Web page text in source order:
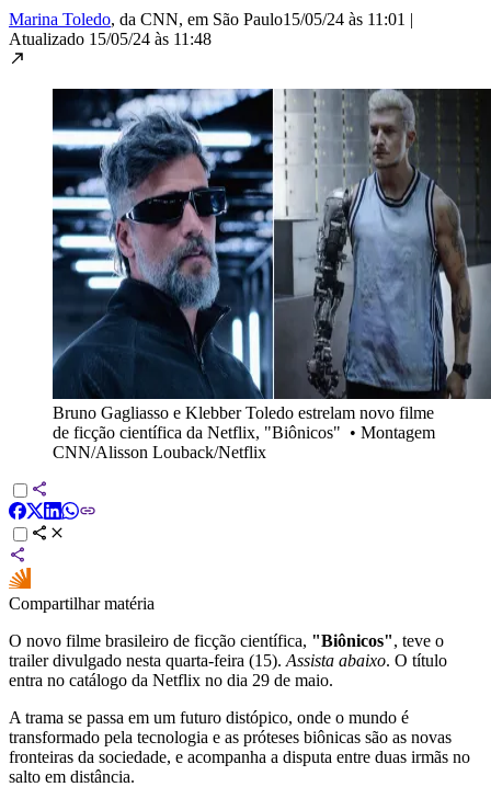
Marina Toledo, da CNN, em São Paulo15/05/24 às 11:01 |
Atualizado 15/05/24 às 11:48
Bruno Gagliasso e Klebber Toledo estrelam novo filme
de ficção científica da Netflix, "Biônicos" • Montagem
CNN/Alisson Louback/Netflix
Compartilhar matéria
O novo filme brasileiro de ficção científica, "Biônicos", teve o
trailer divulgado nesta quarta-feira (15). Assista abaixo. O título
entra no catálogo da Netflix no dia 29 de maio.
A trama se passa em um futuro distópico, onde o mundo é
transformado pela tecnologia e as próteses biônicas são as novas
fronteiras da sociedade, e acompanha a disputa entre duas irmãs no
salto em distância.